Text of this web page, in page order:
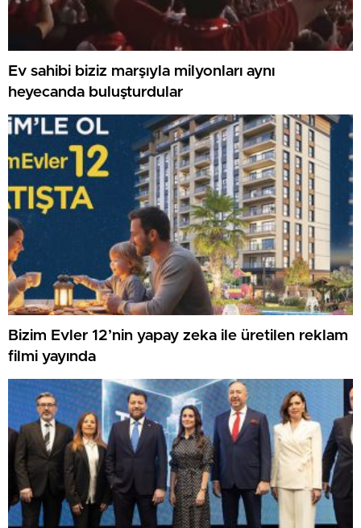
Ev sahibi biziz marşıyla milyonları aynı
heyecanda buluşturdular
Bizim Evler 12’nin yapay zeka ile üretilen reklam
filmi yayında